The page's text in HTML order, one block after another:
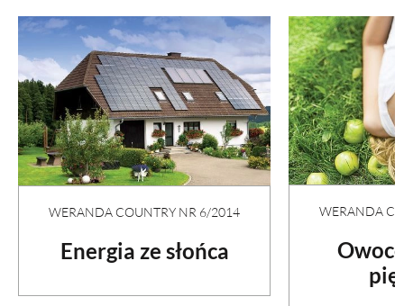
WERANDA COUNTRY NR 6/2014
Energia ze słońca
WERANDA